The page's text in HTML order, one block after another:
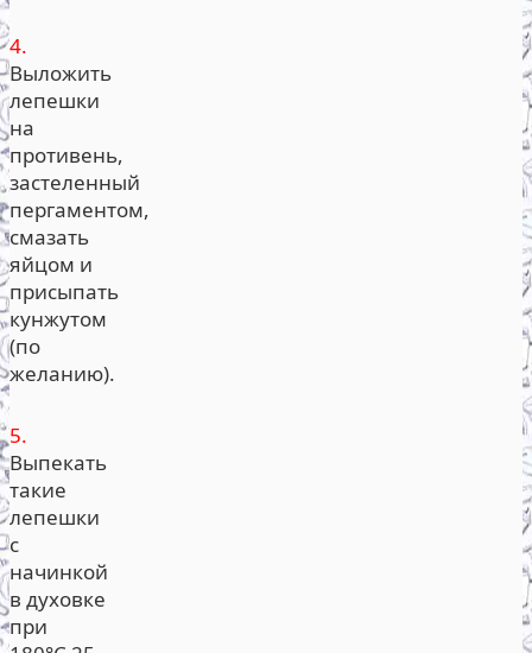
4.
Выложить
лепешки
на
противень,
застеленный
пергаментом,
смазать
яйцом и
присыпать
кунжутом
(по
желанию).
5.
Выпекать
такие
лепешки
с
начинкой
в духовке
при